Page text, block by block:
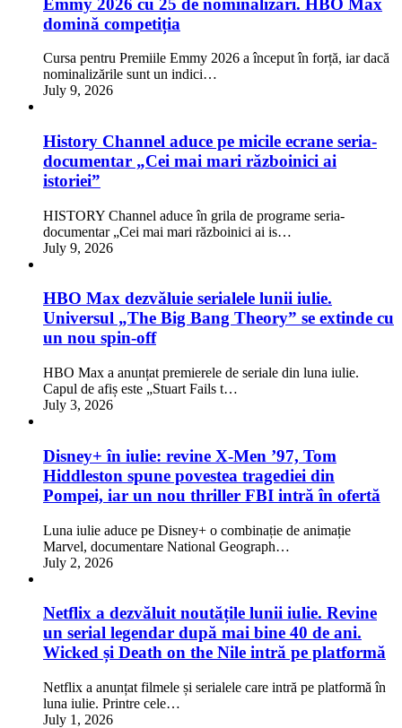
domină competiția
Cursa pentru Premiile Emmy 2026 a început în forță, iar dacă
nominalizările sunt un indici…
July 9, 2026
History Channel aduce pe micile ecrane seria-
documentar „Cei mai mari războinici ai
istoriei”
HISTORY Channel aduce în grila de programe seria-
documentar „Cei mai mari războinici ai is…
July 9, 2026
HBO Max dezvăluie serialele lunii iulie.
Universul „The Big Bang Theory” se extinde cu
un nou spin-off
HBO Max a anunțat premierele de seriale din luna iulie.
Capul de afiș este „Stuart Fails t…
July 3, 2026
Disney+ în iulie: revine X-Men ’97, Tom
Hiddleston spune povestea tragediei din
Pompei, iar un nou thriller FBI intră în ofertă
Luna iulie aduce pe Disney+ o combinație de animație
Marvel, documentare National Geograph…
July 2, 2026
Netflix a dezvăluit noutățile lunii iulie. Revine
un serial legendar după mai bine 40 de ani.
Wicked și Death on the Nile intră pe platformă
Netflix a anunțat filmele și serialele care intră pe platformă în
luna iulie. Printre cele…
July 1, 2026